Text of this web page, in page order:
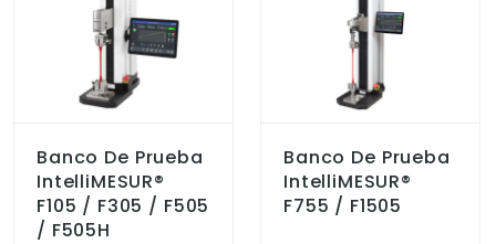
Banco De Prueba
IntelliMESUR®
F105 / F305 / F505
/ F505H
Banco De Prueba
IntelliMESUR®
F755 / F1505